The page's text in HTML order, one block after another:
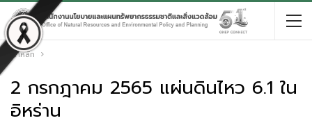
หน้าหลัก
2 กรกฎาคม 2565 แผ่นดินไหว 6.1 ใน
อิหร่าน